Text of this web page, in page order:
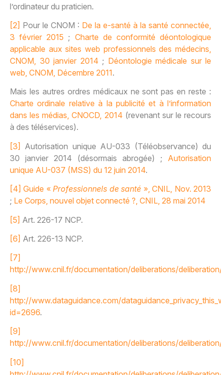
l’ordinateur du praticien.
[2] Pour le CNOM : De la e-santé à la santé connectée,
3 février 2015 ; Charte de conformité déontologique
applicable aux sites web professionnels des médecins,
CNOM, 30 janvier 2014 ; Déontologie médicale sur le
web, CNOM, Décembre 2011.
Mais les autres ordres médicaux ne sont pas en reste :
Charte ordinale relative à la publicité et à l’information
dans les médias, CNOCD, 2014 (revenant sur le recours
à des téléservices).
[3] Autorisation unique AU-033 (Téléobservance) du
30 janvier 2014 (désormais abrogée) ; Autorisation
unique AU-037 (MSS) du 12 juin 2014.
[4] Guide «Professionnels de santé », CNIL, Nov. 2013
; Le Corps, nouvel objet connecté ?, CNIL, 28 mai 2014
[5] Art. 226-17 NCP.
[6] Art. 226-13 NCP.
[7]
http://www.cnil.fr/documentation/deliberations/
[8]
http://www.dataguidance.com/
id=2696.
[9]
http://www.cnil.fr/documentation/deliberations/
[10]